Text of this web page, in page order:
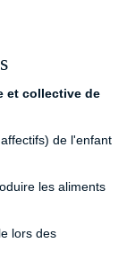
et collective de
de l'enfant
les aliments
lors des